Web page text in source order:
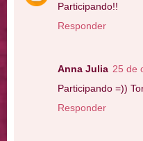
Participando!!
Responder
Anna Julia 25 de
Participando =))
Responder